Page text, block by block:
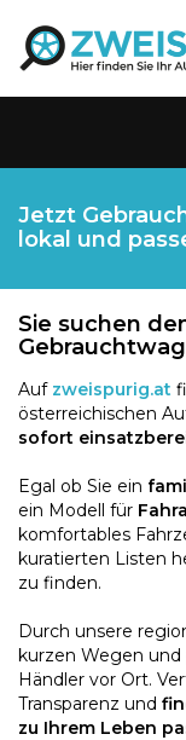
Jetzt
lokal und
Sie suchen
Auf zweispurig.at
österreichischen
sofort
Egal ob Sie ein
ein Modell für
komfortables
kuratierten Listen
zu finden.
Durch unsere
kurzen Wegen
Händler vor Ort.
Transparenz und
zu Ihrem Leben